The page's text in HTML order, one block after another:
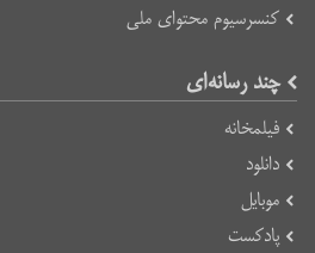
کنسرسیوم محتوای ملی
چند رسانه‌ای
فیلمخانه
دانلود
موبایل
پادکست